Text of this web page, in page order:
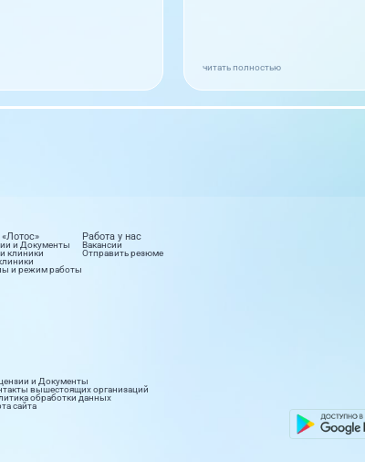
читать полностью
и Документы
клиники
и режим работы
Работа у нас
Вакансии
Отправить резюме
и Документы
вышестоящих организаций
обработки данных
сайта